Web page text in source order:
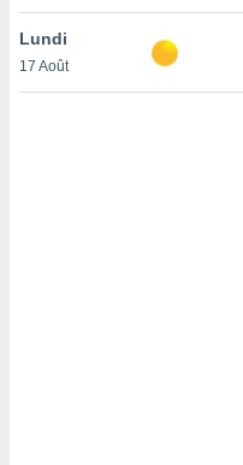
à
en
le
Lundi
17 Août